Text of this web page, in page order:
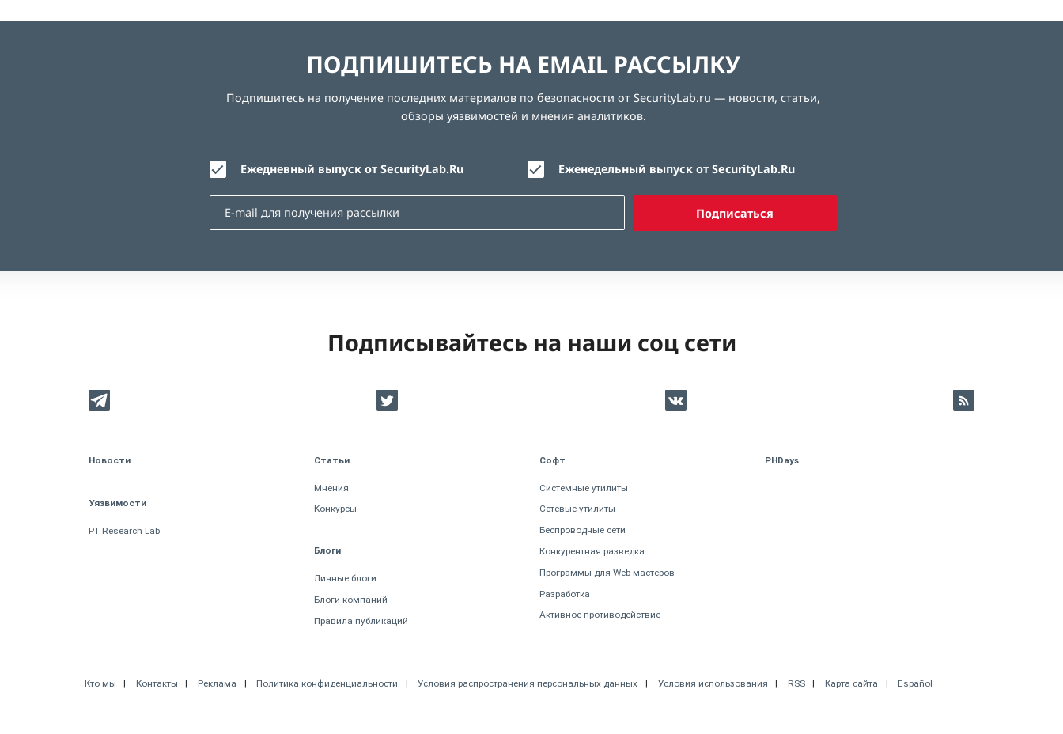
ПОДПИШИТЕСЬ НА EMAIL РАССЫЛКУ
Подпишитесь на получение последних материалов по безопасности от SecurityLab.ru — новости, статьи,
обзоры уязвимостей и мнения аналитиков.
Ежедневный выпуск от SecurityLab.Ru Еженедельный выпуск от SecurityLab.Ru
Подписаться
Подписывайтесь на наши соц сети
Новости
Уязвимости
PT Research Lab
Статьи
Мнения
Конкурсы
Блоги
Личные блоги
Блоги компаний
Правила публикаций
Софт
Системные утилиты
Сетевые утилиты
Беспроводные сети
Конкурентная разведка
Программы для Web мастеров
Разработка
Активное противодействие
PHDays
Кто мы Контакты Реклама Политика конфиденциальности Условия распространения персональных данных Условия использования RSS Карта сайта Español